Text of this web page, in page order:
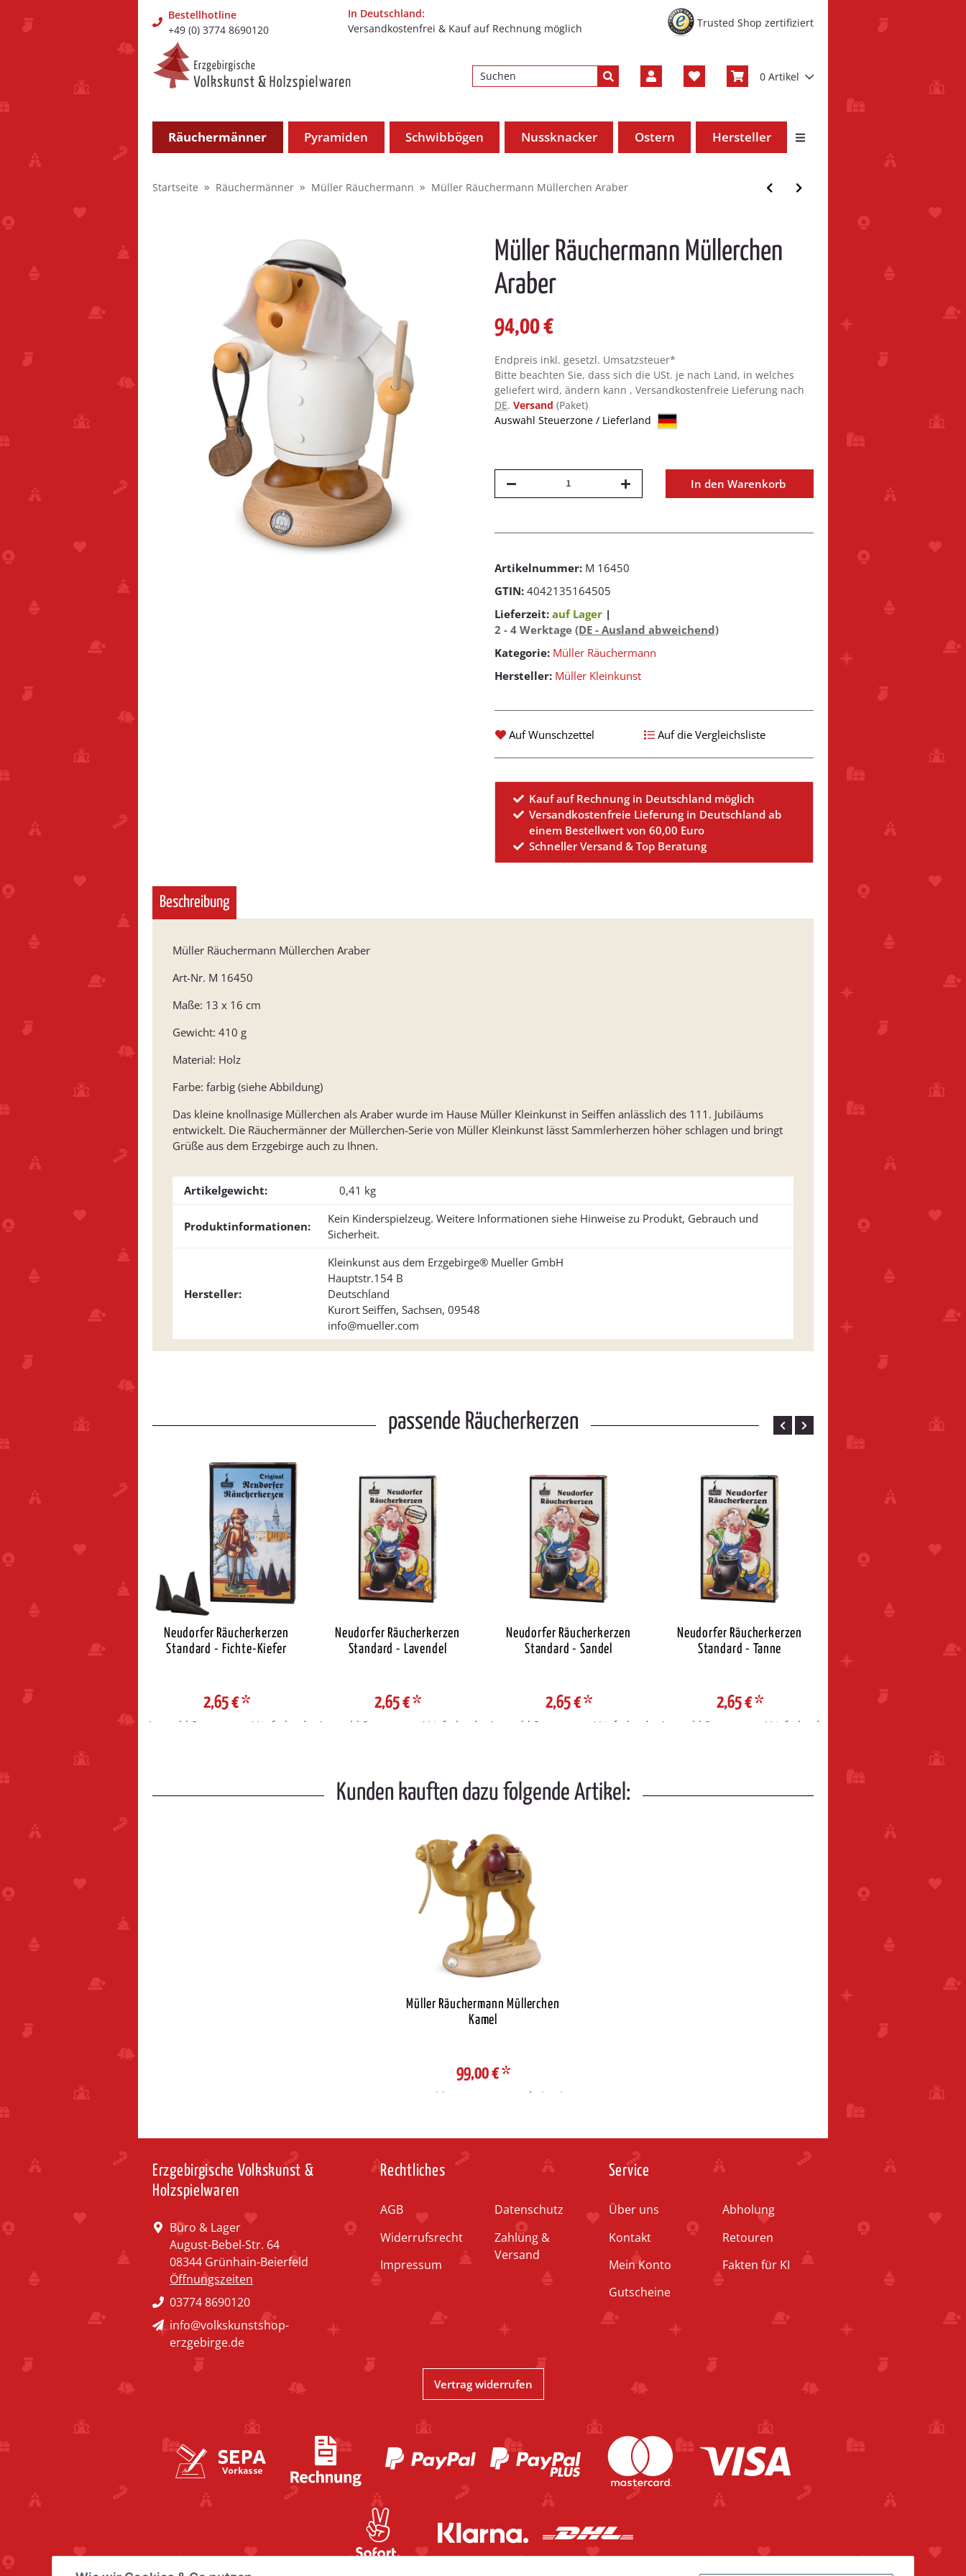
Bestellhotline
+49 (0) 3774 8690120
In Deutschland:
Versandkostenfrei & Kauf auf Rechnung möglich
Trusted Shop zertifiziert
0 Artikel
Räuchermänner Pyramiden Schwibbögen Nussknacker Ostern Hersteller
Startseite Räuchermänner Müller Räuchermann Müller Räuchermann Müllerchen Araber
Müller Räuchermann Müllerchen
Araber
94,00 €
Endpreis inkl. gesetzl. Umsatzsteuer*
Bitte beachten Sie, dass sich die USt. je nach Land, in welches
geliefert wird, ändern kann , Versandkostenfreie Lieferung nach
DE. Versand (Paket)
Auswahl Steuerzone / Lieferland
In den Warenkorb
Artikelnummer: M 16450
GTIN: 4042135164505
Lieferzeit: auf Lager |
2 - 4 Werktage (DE - Ausland abweichend)
Kategorie: Müller Räuchermann
Hersteller: Müller Kleinkunst
Auf Wunschzettel Auf die Vergleichsliste
Kauf auf Rechnung in Deutschland möglich
Versandkostenfreie Lieferung in Deutschland ab
einem Bestellwert von 60,00 Euro
Schneller Versand & Top Beratung
Beschreibung
Müller Räuchermann Müllerchen Araber
Art-Nr. M 16450
Maße: 13 x 16 cm
Gewicht: 410 g
Material: Holz
Farbe: farbig (siehe Abbildung)
Das kleine knollnasige Müllerchen als Araber wurde im Hause Müller Kleinkunst in Seiffen anlässlich des 111. Jubiläums
entwickelt. Die Räuchermänner der Müllerchen-Serie von Müller Kleinkunst lässt Sammlerherzen höher schlagen und bringt
Grüße aus dem Erzgebirge auch zu Ihnen.
Artikelgewicht: 0,41 kg
Produktinformationen:
Kein Kinderspielzeug. Weitere Informationen siehe Hinweise zu Produkt, Gebrauch und
Sicherheit.
Hersteller:
Kleinkunst aus dem Erzgebirge® Mueller GmbH
Hauptstr.154 B
Deutschland
Kurort Seiffen, Sachsen, 09548
info@mueller.com
passende Räucherkerzen
Standard - Zimt
Steuerzone / Lieferland
Neudorfer Räucherkerzen
Standard - Fichte-Kiefer
2,65 €*
Auswahl Steuerzone / Lieferland
Neudorfer Räucherkerzen
Standard - Lavendel
2,65 €*
Auswahl Steuerzone / Lieferland
Neudorfer Räucherkerzen
Standard - Sandel
2,65 €*
Auswahl Steuerzone / Lieferland
Neudorfer Räucherkerzen
Standard - Tanne
2,65 €*
Auswahl Steuerzone / Lieferland
Standard - Weihnacht
Kunden kauften dazu folgende Artikel:
Müller Räuchermann Müllerchen
Kamel
99,00 €*
Auswahl Steuerzone / Lieferland
Erzgebirgische Volkskunst &
Holzspielwaren
Büro & Lager
August-Bebel-Str. 64
08344 Grünhain-Beierfeld
Öffnungszeiten
03774 8690120
info@volkskunstshop-
erzgebirge.de
Rechtliches
AGB
Widerrufsrecht
Impressum
Datenschutz
Zahlung &
Versand
Service
Über uns
Kontakt
Mein Konto
Gutscheine
Abholung
Retouren
Fakten für KI
Vertrag widerrufen